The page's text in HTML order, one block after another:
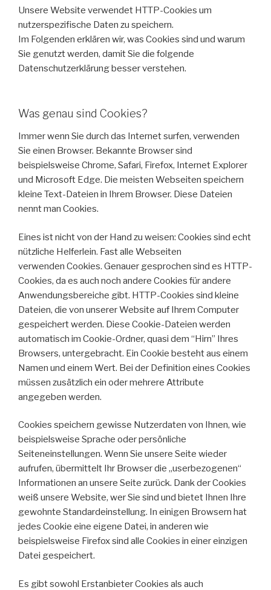
Unsere Website verwendet HTTP-Cookies um
nutzerspezifische Daten zu speichern.
Im Folgenden erklären wir, was Cookies sind und warum
Sie genutzt werden, damit Sie die folgende
Datenschutzerklärung besser verstehen.
Was genau sind Cookies?
Immer wenn Sie durch das Internet surfen, verwenden
Sie einen Browser. Bekannte Browser sind
beispielsweise Chrome, Safari, Firefox, Internet Explorer
und Microsoft Edge. Die meisten Webseiten speichern
kleine Text-Dateien in Ihrem Browser. Diese Dateien
nennt man Cookies.
Eines ist nicht von der Hand zu weisen: Cookies sind echt
nützliche Helferlein. Fast alle Webseiten
verwenden Cookies. Genauer gesprochen sind es HTTP-
Cookies, da es auch noch andere Cookies für andere
Anwendungsbereiche gibt. HTTP-Cookies sind kleine
Dateien, die von unserer Website auf Ihrem Computer
gespeichert werden. Diese Cookie-Dateien werden
automatisch im Cookie-Ordner, quasi dem “Hirn” Ihres
Browsers, untergebracht. Ein Cookie besteht aus einem
Namen und einem Wert. Bei der Definition eines Cookies
müssen zusätzlich ein oder mehrere Attribute
angegeben werden.
Cookies speichern gewisse Nutzerdaten von Ihnen, wie
beispielsweise Sprache oder persönliche
Seiteneinstellungen. Wenn Sie unsere Seite wieder
aufrufen, übermittelt Ihr Browser die „userbezogenen“
Informationen an unsere Seite zurück. Dank der Cookies
weiß unsere Website, wer Sie sind und bietet Ihnen Ihre
gewohnte Standardeinstellung. In einigen Browsern hat
jedes Cookie eine eigene Datei, in anderen wie
beispielsweise Firefox sind alle Cookies in einer einzigen
Datei gespeichert.
Es gibt sowohl Erstanbieter Cookies als auch